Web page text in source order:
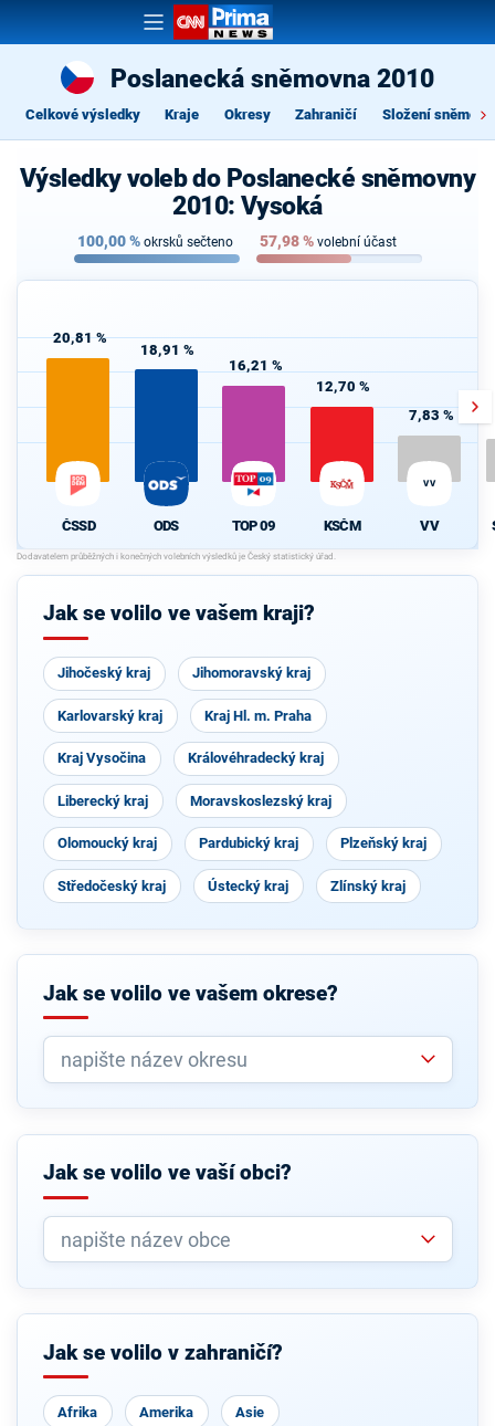
Poslanecká sněmovna 2010
Celkové výsledky Kraje Okresy Zahraničí Složení
Výsledky voleb do Poslanecké sněmovny
2010: Vysoká
100,00% okrsků sečteno 57,98% volební účast
20,81 %
ČSSD
18,91 %
ODS
16,21 %
TOP 09
12,70 %
KSČM
7,83 %
VV
VV
Jak se volilo ve vašem kraji?
Jihočeský kraj Jihomoravský kraj
Karlovarský kraj Kraj Hl. m. Praha
Kraj Vysočina Královéhradecký kraj
Liberecký kraj Moravskoslezský kraj
Olomoucký kraj Pardubický kraj Plzeňský kraj
Středočeský kraj Ústecký kraj Zlínský kraj
Jak se volilo ve vašem okrese?
Jak se volilo ve vaší obci?
Jak se volilo v zahraničí?
Afrika Amerika Asie